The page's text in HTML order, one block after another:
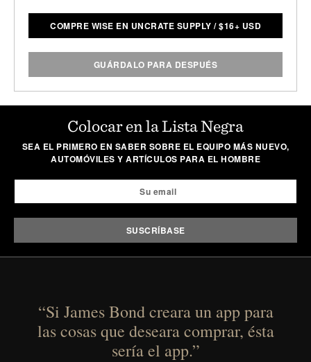
COMPRE WISE EN UNCRATE SUPPLY /$16+ USD
GUÁRDALO PARA DESPUÉS
Colocar en la Lista Negra
SEA EL PRIMERO EN SABER SOBRE EL EQUIPO MÁS NUEVO,
AUTOMÓVILES Y ARTÍCULOS PARA EL HOMBRE
“Si James Bond creara un app para
las cosas que deseara comprar, ésta
sería el app.”